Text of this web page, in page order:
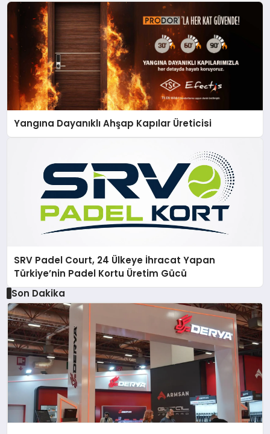
Yangına Dayanıklı Ahşap Kapılar Üreticisi
SRV Padel Court, 24 Ülkeye İhracat Yapan
Türkiye’nin Padel Kortu Üretim Gücü
Son Dakika